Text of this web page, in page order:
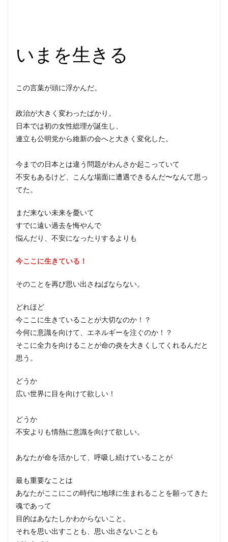
いまを生きる
この言葉が頭に浮かんだ。
政治が大きく変わったばかり。
日本では初の女性総理が誕生し、
連立も公明党から維新の会へと大きく変化した。
今までの日本とは違う問題がわんさか起こっていて
不安もあるけど、こんな場面に遭遇できるんだ〜なんて思っ
てた。
まだ来ない未来を憂いて
すでに遠い過去を悔やんで
悩んだり、不安になったりするよりも
今ここに生きている！
そのことを再び思い出さねばならない。
どれほど
今ここに生きていることが大切なのか！？
今何に意識を向けて、エネルギーを注ぐのか！？
そこに全力を向けることが命の炎を大きくしてくれるんだと
思う。
どうか
広い世界に目を向けて欲しい！
どうか
不安よりも情熱に意識を向けて欲しい。
あなたが命を活かして、呼吸し続けていることが
最も重要なことは
あなたがここにこの時代に地球に生まれることを願ってきた
魂であって
目的はあなたしかわからないこと。
それを思い出すことも、思い出さないことも